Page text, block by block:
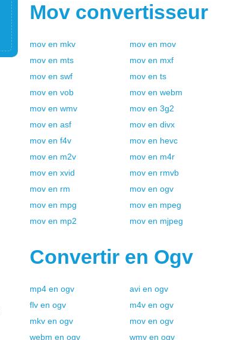
Mov convertisseur
mov en mkv mov en mov
mov en mts mov en mxf
mov en swf mov en ts
mov en vob mov en webm
mov en wmv mov en 3g2
mov en asf mov en divx
mov en f4v mov en hevc
mov en m2v mov en m4r
mov en xvid mov en rmvb
mov en rm mov en ogv
mov en mpg mov en mpeg
mov en mp2 mov en mjpeg
Convertir en Ogv
mp4 en ogv avi en ogv
flv en ogv m4v en ogv
mkv en ogv mov en ogv
webm en ogv wmv en ogv